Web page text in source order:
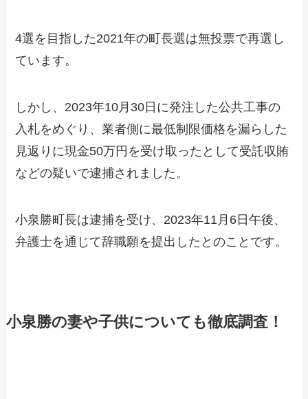
4選を目指した2021年の町長選は無投票で再選し
ています。
しかし、2023年10月30日に発注した公共工事の
入札をめぐり、業者側に最低制限価格を漏らした
見返りに現金50万円を受け取ったとして受託収賄
などの疑いで逮捕されました。
小泉勝町長は逮捕を受け、2023年11月6日午後、
弁護士を通じて辞職願を提出したとのことです。
小泉勝の妻や子供についても徹底調査！